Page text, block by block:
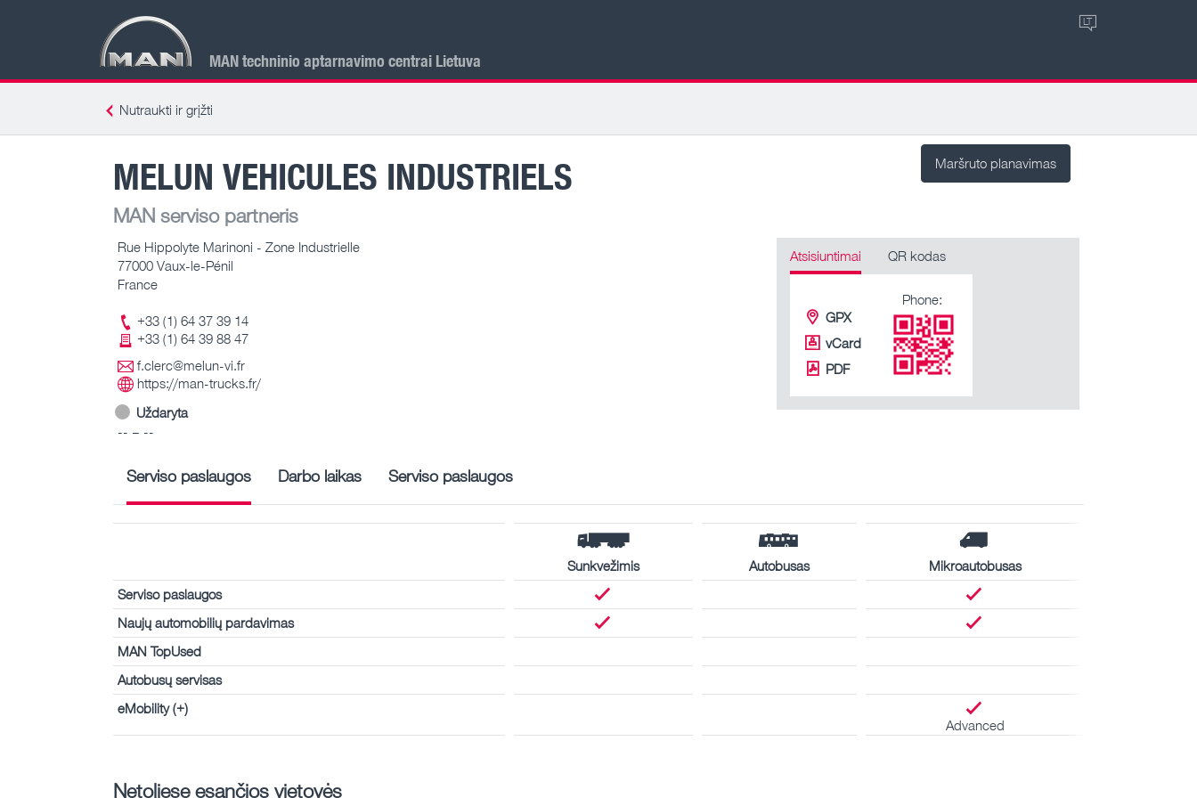
MAN techninio aptarnavimo centrai Lietuva
LT
Nutraukti ir grįžti
Maršruto planavimas
MELUN VEHICULES INDUSTRIELS
MAN serviso partneris
Rue Hippolyte Marinoni - Zone Industrielle
77000 Vaux-le-Pénil
France
+33 (1) 64 37 39 14
+33 (1) 64 39 88 47
f.clerc@melun-vi.fr
https://man-trucks.fr/
Uždaryta
-- – --
Atsisiuntimai QR kodas
GPX
vCard
PDF
Phone:
Serviso paslaugos Darbo laikas Serviso paslaugos
Sunkvežimis Autobusas
Mikroautobusas
Serviso paslaugos
Naujų automobilių pardavimas
MAN TopUsed
Autobusų servisas
eMobility (+)
Advanced
Netoliese esančios vietovės